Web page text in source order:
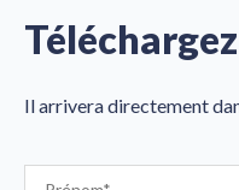
Il arrivera directement